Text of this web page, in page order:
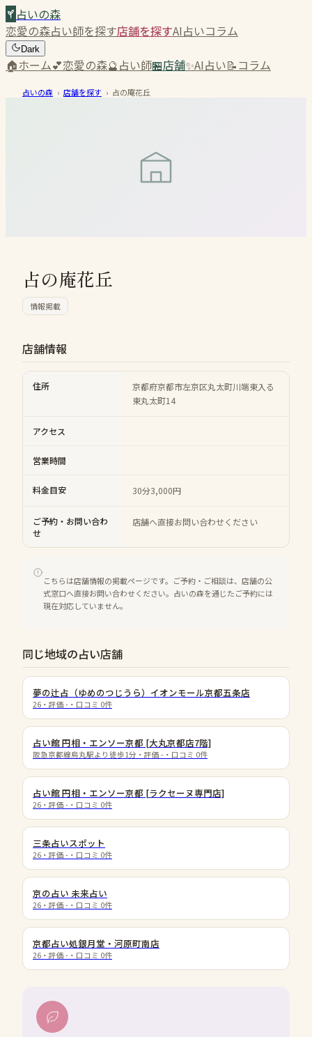
占いの森
恋愛の森占い師を探す店舗を探すAI占いコラム
Dark
🏠ホーム💕恋愛の森🔮占い師🏪店舗✨AI占い📝コラム
占いの森 › 店舗を探す › 占の庵花丘
占の庵花丘
情報掲載
店舗情報
住所
京都府京都市左京区丸太町川端東入る
東丸太町14
アクセス
営業時間
料金目安 30分3,000円
ご予約・お問い合わ
せ
店舗へ直接お問い合わせください
こちらは店舗情報の掲載ページです。ご予約・ご相談は、店舗の公
式窓口へ直接お問い合わせください。占いの森を通じたご予約には
現在対応していません。
同じ地域の占い店舗
夢の辻占（ゆめのつじうら）イオンモール京都五条店
26 ・評価 - ・口コミ 0件
占い館 円相・エンソー京都 [大丸京都店7階]
阪急京都線烏丸駅より徒歩1分 ・評価 - ・口コミ 0件
占い館 円相・エンソー京都 [ラクセーヌ専門店]
26 ・評価 - ・口コミ 0件
三条占いスポット
26 ・評価 - ・口コミ 0件
京の占い 未来占い
26 ・評価 - ・口コミ 0件
京都占い処銀月堂・河原町南店
26 ・評価 - ・口コミ 0件